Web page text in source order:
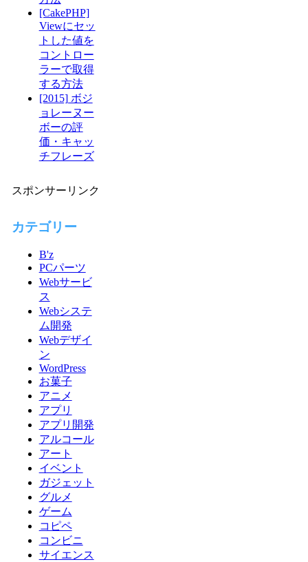
[CakePHP]
Viewにセッ
トした値を
コントロー
ラーで取得
する方法
[2015] ボジ
ョレーヌー
ボーの評
価・キャッ
チフレーズ
スポンサーリンク
カテゴリー
B'z
PCパーツ
Webサービ
ス
Webシステ
ム開発
Webデザイ
ン
WordPress
お菓子
アニメ
アプリ
アプリ開発
アルコール
アート
イベント
ガジェット
グルメ
ゲーム
コピペ
コンビニ
サイエンス